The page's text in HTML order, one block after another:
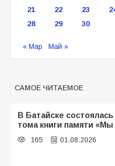
21
22 23
28
29 30
« Мар Май »
САМОЕ ЧИТАЕМОЕ
В Батайске
тома книги памяти
165 01.08.2026